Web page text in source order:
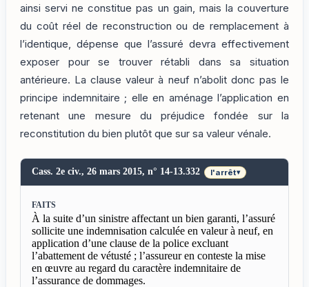
ainsi servi ne constitue pas un gain, mais la couverture
du coût réel de reconstruction ou de remplacement à
l’identique, dépense que l’assuré devra effectivement
exposer pour se trouver rétabli dans sa situation
antérieure. La clause valeur à neuf n’abolit donc pas le
principe indemnitaire ; elle en aménage l’application en
retenant une mesure du préjudice fondée sur la
reconstitution du bien plutôt que sur sa valeur vénale.
Cass. 2e civ., 26 mars 2015, n° 14-13.332 l'arrêt▾
FAITS
À la suite d’un sinistre affectant un bien garanti, l’assuré
sollicite une indemnisation calculée en valeur à neuf, en
application d’une clause de la police excluant
l’abattement de vétusté ; l’assureur en conteste la mise
en œuvre au regard du caractère indemnitaire de
l’assurance de dommages.